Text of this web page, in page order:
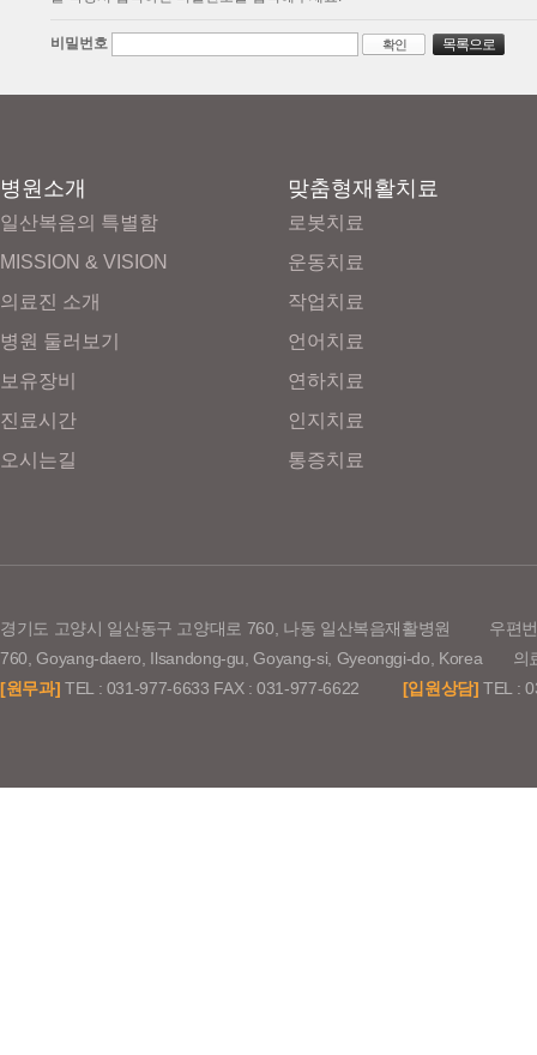
비밀번호 확인 목록으로
병원소개
일산복음의 특별함
MISSION & VISION
의료진 소개
병원 둘러보기
보유장비
진료시간
오시는길
맞춤형재활치료
로봇치료
운동치료
작업치료
언어치료
연하치료
인지치료
통증치료
경기도 고양시 일산동구 고양대로 760, 나동 일산복음재활병원
우편
760, Goyang-daero, Ilsandong-gu, Goyang-si, Gyeonggi-do, Korea 의
[원무과] TEL : 031-977-6633 FAX : 031-977-6622 [입원상담]TEL :